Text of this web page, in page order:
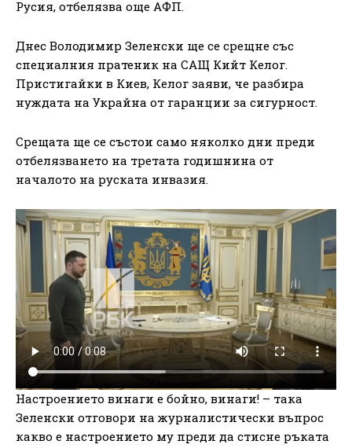
Русия, отбелязва още АФП.
Днес Володимир Зеленски ще се срещне със
специалния пратеник на САЩ Кийт Келог.
Пристигайки в Киев, Келог заяви, че разбира
нуждата на Украйна от гаранции за сигурност.
Срещата ще се състои само няколко дни преди
отбелязването на третата годишнина от
началото на руската инвазия.
Настроението винаги е бойно, винаги! – така
Зеленски отговори на журналистически въпрос
какво е настроението му преди да стисне ръката